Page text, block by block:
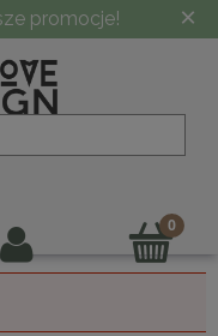
promocje! ×